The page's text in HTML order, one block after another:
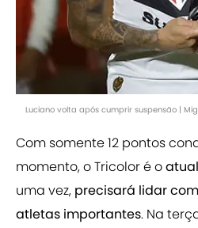
Luciano volta após cumprir suspensão |
Com somente 12 pontos
momento, o Tricolor é o
uma vez, precisará lidar
atletas importantes. Na